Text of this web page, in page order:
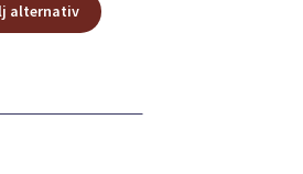
alternativ